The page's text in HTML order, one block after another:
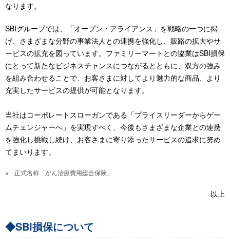
なります。
SBIグループでは、「オープン・アライアンス」を戦略の一つに掲
げ、さまざまな分野の事業法人との連携を強化し、販路の拡大やサ
ービスの拡充を図っています。ファミリーマートとの協業はSBI損保
にとって新たなビジネスチャンスにつながるとともに、双方の強み
を組み合わせることで、お客さまに対してより魅力的な商品、より
充実したサービスの提供が可能となります。
当社はコーポレートスローガンである「プライスリーダーからゲー
ムチェンジャーへ」を実現すべく、今後もさまざまな企業との連携
を強化し挑戦し続け、お客さまに寄り添ったサービスの追求に努め
てまいります。
正式名称「がん治療費用総合保険」
以上
◆SBI損保について